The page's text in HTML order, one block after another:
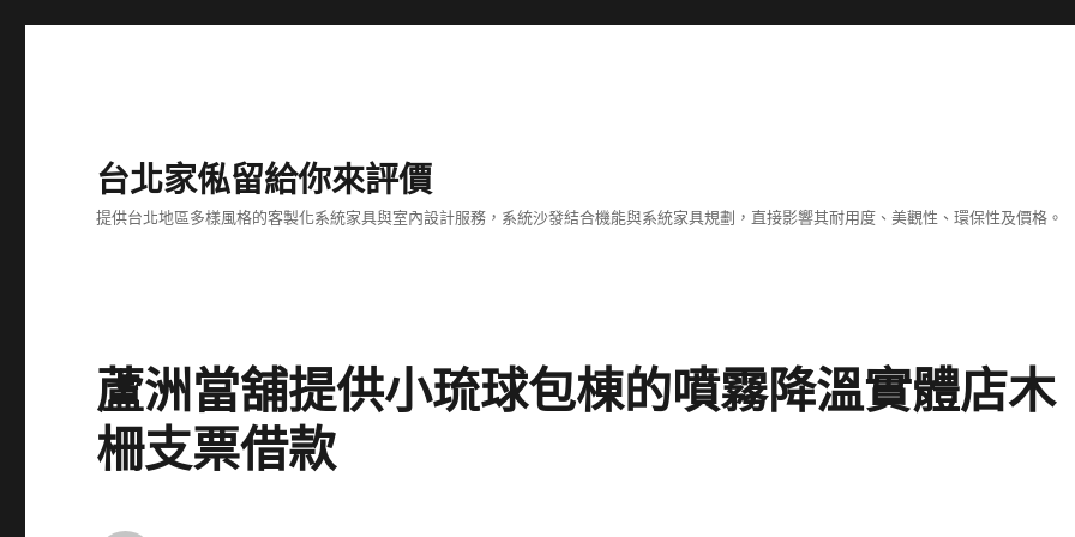
台北家俬留給你來評價
提供台北地區多樣風格的客製化系統家具與室內設計服務，系統沙發結合機能與系統家具規劃，直接影響其耐用度、美觀性、環保性及價格。
蘆洲當舖提供小琉球包棟的噴霧降溫實體店木
柵支票借款